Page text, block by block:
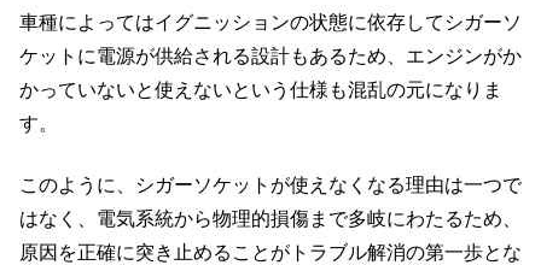
車種によってはイグニッションの状態に依存してシガーソ
ケットに電源が供給される設計もあるため、エンジンがか
かっていないと使えないという仕様も混乱の元になりま
す。
このように、シガーソケットが使えなくなる理由は一つで
はなく、電気系統から物理的損傷まで多岐にわたるため、
原因を正確に突き止めることがトラブル解消の第一歩とな